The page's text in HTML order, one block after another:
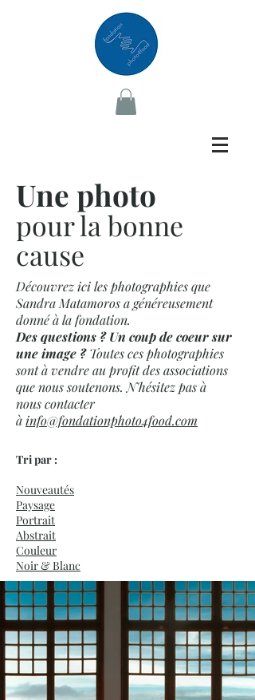
Une photo
pour la bonne
cause
Découvrez ici les photographies que
Sandra Matamoros a généreusement
donné à la fondation.
Des questions ? Un coup de coeur sur
une image ?Toutes ces photographies
sont à vendre au profit des associations
que nous soutenons. N'hésitez pas à
nous contacter
àinfo@fondationphoto4food.com
Tri par :
Nouveautés
Paysage
Portrait
Abstrait
Couleur
Noir & Blanc